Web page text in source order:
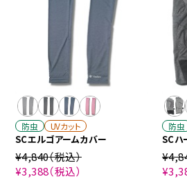
防虫 UVカット
SCエルゴアームカバー
¥4,840（税込）
¥3,388（税込）
防虫
SCハ